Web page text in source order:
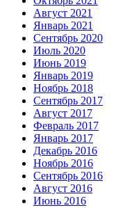
Август 2021
Январь 2021
Сентябрь 2020
Июль 2020
Июнь 2019
Январь 2019
Ноябрь 2018
Сентябрь 2017
Август 2017
Февраль 2017
Январь 2017
Декабрь 2016
Ноябрь 2016
Сентябрь 2016
Август 2016
Июнь 2016